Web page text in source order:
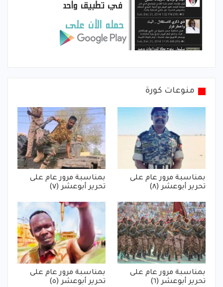
منوعات كورة
بمناسبة مرور عام على
تحرير أبوعشر (٨)
بمناسبة مرور عام على
تحرير أبوعشر (٧)
بمناسبة مرور عام على
تحرير أبوعشر (٦)
بمناسبة مرور عام على
تحرير أبوعشر (٥)